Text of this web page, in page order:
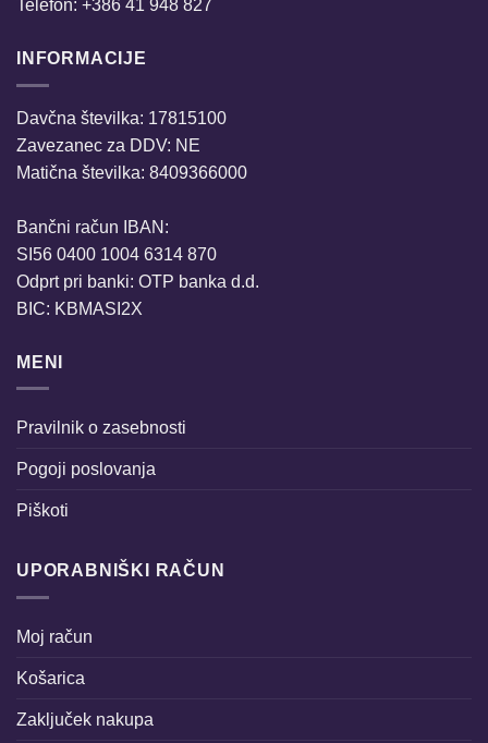
Telefon: +386 41 948 827
INFORMACIJE
Davčna številka: 17815100
Zavezanec za DDV: NE
Matična številka: 8409366000
Bančni račun IBAN:
SI56 0400 1004 6314 870
Odprt pri banki: OTP banka d.d.
BIC: KBMASI2X
MENI
Pravilnik o zasebnosti
Pogoji poslovanja
Piškoti
UPORABNIŠKI RAČUN
Moj račun
Košarica
Zaključek nakupa